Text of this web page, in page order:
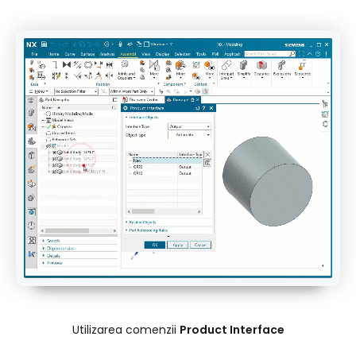
Utilizarea comenzii Product Interface